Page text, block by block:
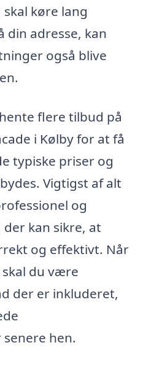
køre lang
din adresse, kan
også blive
flere tilbud på
i Kølby for at få
typiske priser og
Vigtigst af alt
og
kan sikre, at
og effektivt. Når
du være
der er inkluderet,
hen.